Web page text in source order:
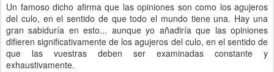
Un famoso dicho afirma que las opiniones son como los agujeros
del culo, en el sentido de que todo el mundo tiene una. Hay una
gran sabiduría en esto... aunque yo añadiría que las opiniones
difieren significativamente de los agujeros del culo, en el sentido de
que las vuestras deben ser examinadas constante y
exhaustivamente.